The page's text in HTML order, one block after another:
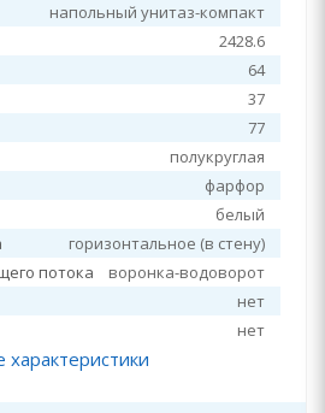
напольный унитаз-компакт
2428.6
64
37
77
полукруглая
фарфор
белый
горизонтальное (в стену)
потока
воронка-водоворот
нет
нет
характеристики